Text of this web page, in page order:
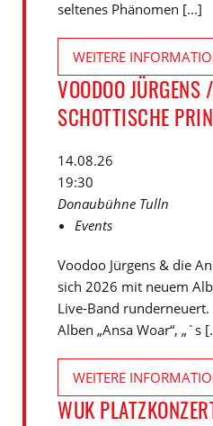
seltenes Phänomen [...]
WEITERE
VOODOO
SCHOTTISCHE
14.08.26
19:30
Donaubühne Tulln
Events
Voodoo Jürgens & die
sich 2026 mit neuem
Live-Band
Alben „Ansa Woar“, „`s
WEITERE
WUK